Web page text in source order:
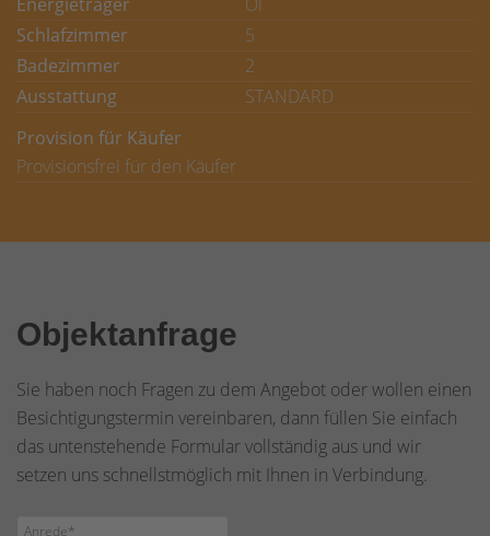
Schlafzimmer
5
Badezimmer
2
Ausstattung
STANDARD
Provision für Käufer
Provisionsfrei für den Käufer
Objektanfrage
Sie haben noch Fragen zu dem Angebot oder wollen einen
Besichtigungstermin vereinbaren, dann füllen Sie einfach
das untenstehende Formular vollständig aus und wir
setzen uns schnellstmöglich mit Ihnen in Verbindung.